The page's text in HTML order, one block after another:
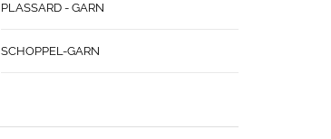
PLASSARD - GARN
SCHOPPEL-GARN